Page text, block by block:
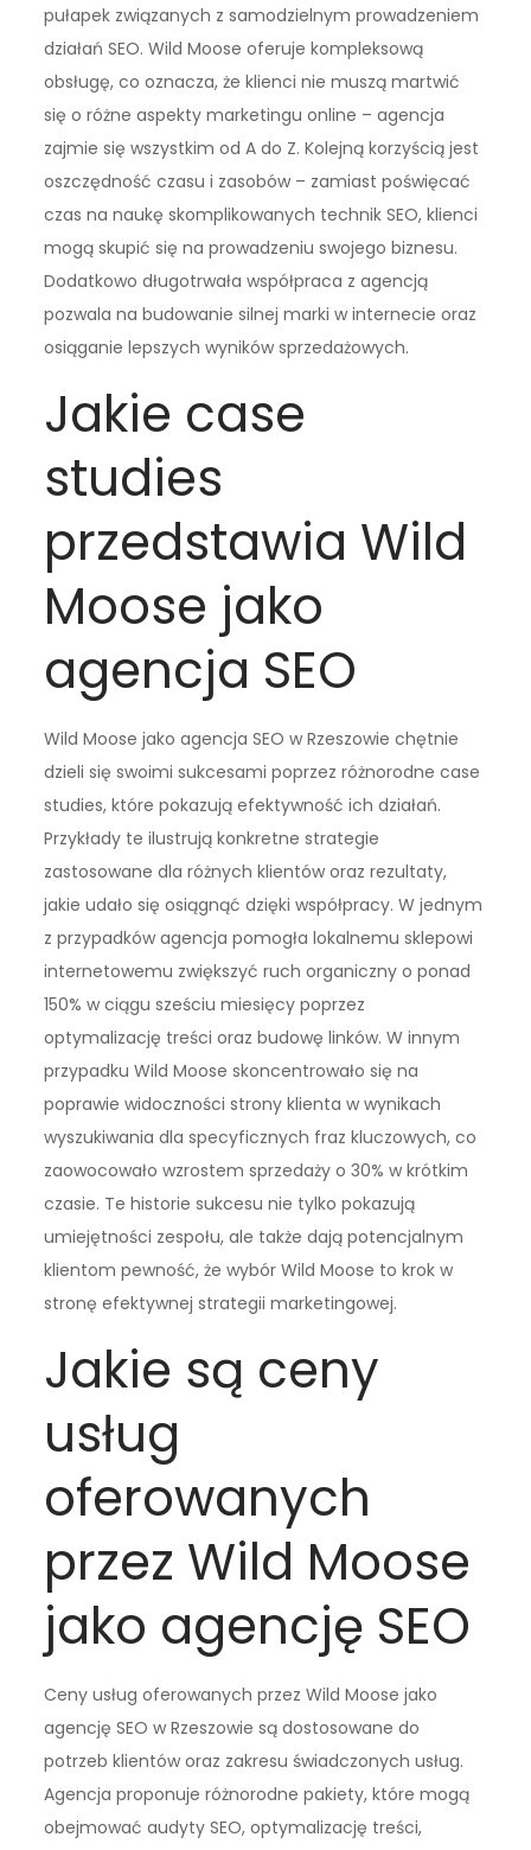
pułapek związanych z samodzielnym prowadzeniem
działań SEO. Wild Moose oferuje kompleksową
obsługę, co oznacza, że klienci nie muszą martwić
się o różne aspekty marketingu online – agencja
zajmie się wszystkim od A do Z. Kolejną korzyścią jest
oszczędność czasu i zasobów – zamiast poświęcać
czas na naukę skomplikowanych technik SEO, klienci
mogą skupić się na prowadzeniu swojego biznesu.
Dodatkowo długotrwała współpraca z agencją
pozwala na budowanie silnej marki w internecie oraz
osiąganie lepszych wyników sprzedażowych.
Jakie case
studies
przedstawia Wild
Moose jako
agencja SEO
Wild Moose jako agencja SEO w Rzeszowie chętnie
dzieli się swoimi sukcesami poprzez różnorodne case
studies, które pokazują efektywność ich działań.
Przykłady te ilustrują konkretne strategie
zastosowane dla różnych klientów oraz rezultaty,
jakie udało się osiągnąć dzięki współpracy. W jednym
z przypadków agencja pomogła lokalnemu sklepowi
internetowemu zwiększyć ruch organiczny o ponad
150% w ciągu sześciu miesięcy poprzez
optymalizację treści oraz budowę linków. W innym
przypadku Wild Moose skoncentrowało się na
poprawie widoczności strony klienta w wynikach
wyszukiwania dla specyficznych fraz kluczowych, co
zaowocowało wzrostem sprzedaży o 30% w krótkim
czasie. Te historie sukcesu nie tylko pokazują
umiejętności zespołu, ale także dają potencjalnym
klientom pewność, że wybór Wild Moose to krok w
stronę efektywnej strategii marketingowej.
Jakie są ceny
usług
oferowanych
przez Wild Moose
jako agencję SEO
Ceny usług oferowanych przez Wild Moose jako
agencję SEO w Rzeszowie są dostosowane do
potrzeb klientów oraz zakresu świadczonych usług.
Agencja proponuje różnorodne pakiety, które mogą
obejmować audyty SEO, optymalizację treści,